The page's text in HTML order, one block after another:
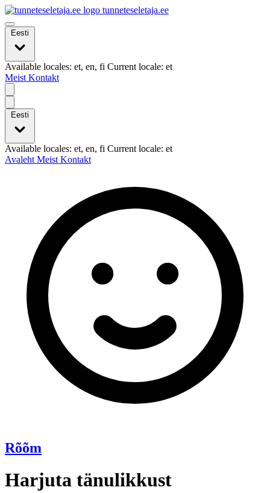
tunneteseletaja.ee
Eesti
Available locales: et, en, fi Current locale: et
Meist Kontakt
Eesti
Available locales: et, en, fi Current locale: et
Avaleht Meist Kontakt
Rõõm
Harjuta tänulikkust